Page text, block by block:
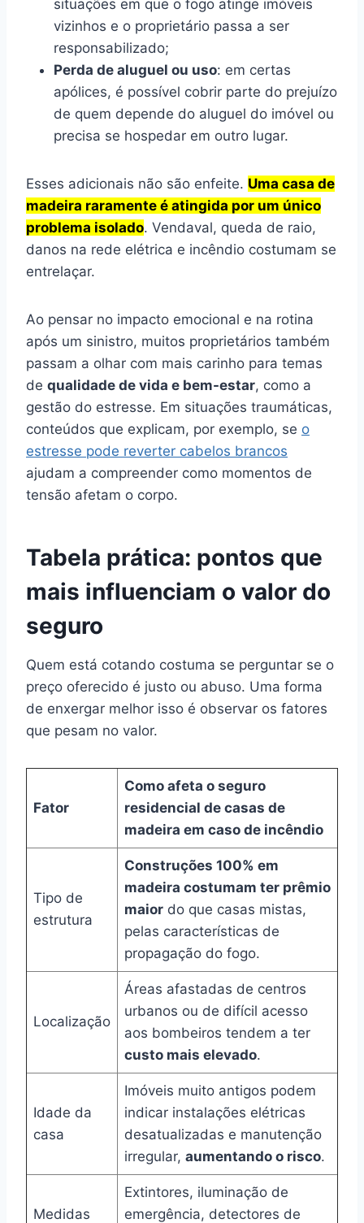
situações em que o fogo atinge imóveis
vizinhos e o proprietário passa a ser
responsabilizado;
Perda de aluguel ou uso: em certas
apólices, é possível cobrir parte do prejuízo
de quem depende do aluguel do imóvel ou
precisa se hospedar em outro lugar.
Esses adicionais não são enfeite. Uma casa de
madeira raramente é atingida por um único
problema isolado. Vendaval, queda de raio,
danos na rede elétrica e incêndio costumam se
entrelaçar.
Ao pensar no impacto emocional e na rotina
após um sinistro, muitos proprietários também
passam a olhar com mais carinho para temas
de qualidade de vida e bem-estar, como a
gestão do estresse. Em situações traumáticas,
conteúdos que explicam, por exemplo, se o
estresse pode reverter cabelos brancos
ajudam a compreender como momentos de
tensão afetam o corpo.
Tabela prática: pontos que
mais influenciam o valor do
seguro
Quem está cotando costuma se perguntar se o
preço oferecido é justo ou abuso. Uma forma
de enxergar melhor isso é observar os fatores
que pesam no valor.
Fator
Como afeta o seguro
residencial de casas de
madeira em caso de incêndio
Tipo de
estrutura
Construções 100% em
madeira costumam ter prêmio
maior do que casas mistas,
pelas características de
propagação do fogo.
Localização
Áreas afastadas de centros
urbanos ou de difícil acesso
aos bombeiros tendem a ter
custo mais elevado.
Idade da
casa
Imóveis muito antigos podem
indicar instalações elétricas
desatualizadas e manutenção
irregular, aumentando o risco.
Medidas
Extintores, iluminação de
emergência, detectores de